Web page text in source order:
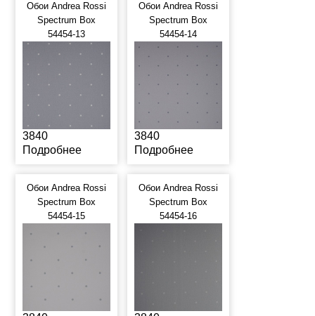
Обои Andrea Rossi
Spectrum Box
54454-13
3840
Подробнее
Обои Andrea Rossi
Spectrum Box
54454-14
3840
Подробнее
Обои Andrea Rossi
Spectrum Box
54454-15
Обои Andrea Rossi
Spectrum Box
54454-16